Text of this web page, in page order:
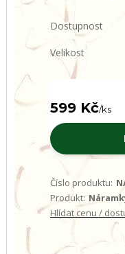
Dostupnost
Velikost
599 Kč/ks
Číslo produktu:
Produkt:
Hlídat cenu /